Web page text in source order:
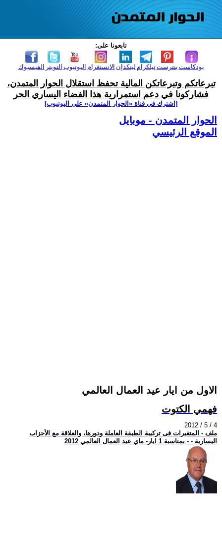
تابعونا على:
الفيسبوك التويتر اليوتيوب الانستغرام لينكدإن تيلكرامبنترست بودكاست
تبرعاتكم وتبرعاتكن المالية تحفظ استقلال الحوار المتمدن،
فشاركونا في دعم استمرارية هذا الفضاء اليساري الحر
[اشترك في قناة ‫«الحوار المتمدن» على اليوتيوب]
الحوار المتمدن - موبايل
الموقع الرئيسي
الاول من ايار عيد العمال العالمي
فهمي الكتوت
2012 / 5 / 4
ملف - المتغيرات فى تركيبة الطبقة العاملة ودورها، والعلاقة مع الأحزاب
اليسارية - - بمناسبة 1 ايار- ماي عيد العمال العالمي 2012